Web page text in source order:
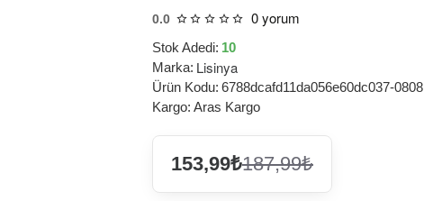
0.0 0 yorum
Stok Adedi: 10
Marka: Lisinya
Ürün Kodu: 6788dcafd11da056e60dc037-0808
Kargo: Aras Kargo
153,99₺187,99₺